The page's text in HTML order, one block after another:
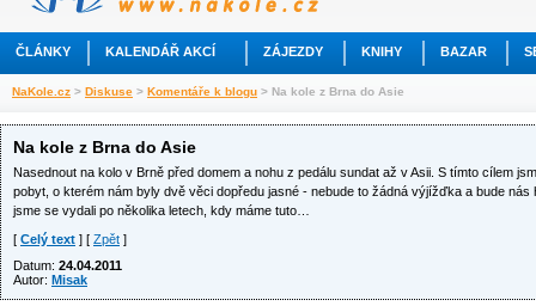
ČLÁNKY KALENDÁŘ AKCÍ ZÁJEZDY KNIHY BAZAR
NaKole.cz > Diskuse > Komentáře k blogu > Na kole z Brna do Asie
Na kole z Brna do Asie
Nasednout na kolo v Brně před domem a nohu z pedálu sundat až v Asii. S tímto cílem
pobyt, o kterém nám byly dvě věci dopředu jasné - nebude to žádná výjížďka a bude nás
jsme se vydali po několika letech, kdy máme tuto…
[ Celý text ] [ Zpět ]
Datum: 24.04.2011
Autor: Misak